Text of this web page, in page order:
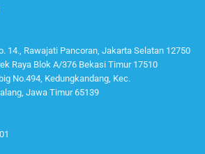
14., Rawajati Pancoran, Jakarta Selatan 12750
Raya Blok A/376 Bekasi Timur 17510
No.494, Kedungkandang, Kec.
Jawa Timur 65139